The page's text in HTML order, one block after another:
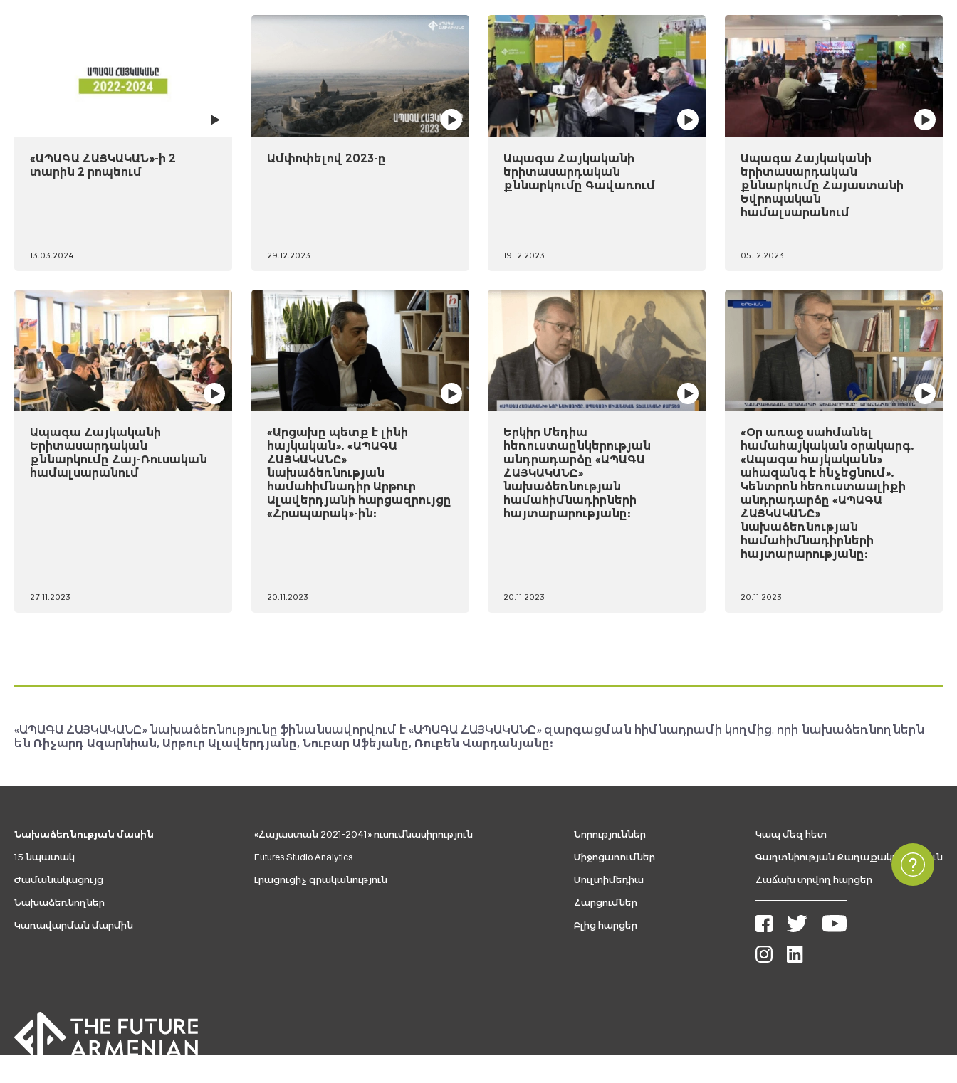
«ԱՊԱԳԱ ՀԱՅԿԱԿԱՆ»-ի 2
տարին 2 րոպեում
13.03.2024
Ամփոփելով 2023-ը
29.12.2023
Ապագա Հայկականի
երիտասարդական
քննարկումը Գավառում
19.12.2023
Ապագա Հայկականի
երիտասարդական
քննարկումը Հայաստանի
Եվրոպական
համալսարանում
05.12.2023
Ապագա Հայկականի
Երիտասարդական
քննարկումը Հայ-Ռուսական
համալսարանում
27.11.2023
«Արցախը պետք է լինի
հայկական». «ԱՊԱԳԱ
ՀԱՅԿԱԿԱՆԸ»
նախաձեռնության
համահիմնադիր Արթուր
Ալավերդյանի հարցազրույցը
«Հրապարակ»-ին:
20.11.2023
Երկիր Մեդիա
հեռուստաընկերության
անդրադարձը «ԱՊԱԳԱ
ՀԱՅԿԱԿԱՆԸ»
նախաձեռնության
համահիմնադիրների
հայտարարությանը:
20.11.2023
«Օր առաջ սահմանել
համահայկական օրակարգ.
«Ապագա հայկականն»
ահազանգ է հնչեցնում».
Կենտրոն հեռուստաալիքի
անդրադարձը «ԱՊԱԳԱ
ՀԱՅԿԱԿԱՆԸ»
նախաձեռնության
համահիմնադիրների
հայտարարությանը:
20.11.2023
«ԱՊԱԳԱ ՀԱՅԿԱԿԱՆԸ» նախաձեռնությունը ֆինանսավորվում է «ԱՊԱԳԱ ՀԱՅԿԱԿԱՆԸ» զարգացման հիմնադրամի կողմից, որի նախաձեռնողներն
են Ռիչարդ Ազարնիան, Արթուր Ալավերդյանը, Նուբար Աֆեյանը, Ռուբեն Վարդանյանը:
Նախաձեռնության մասին
15 նպատակ
Ժամանակացույց
Նախաձեռնողներ
Կառավարման մարմին
«Հայաստան 2021-2041» ուսումնասիրություն
Futures Studio Analytics
Լրացուցիչ գրականություն
Նորություններ
Միջոցառումներ
Մուլտիմեդիա
Հարցումներ
Բլից հարցեր
Կապ մեզ հետ
Գաղտնիության Քաղաքականություն
Հաճախ տրվող հարցեր